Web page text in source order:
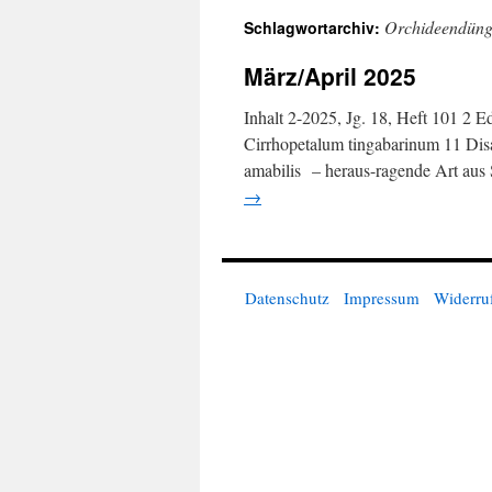
springen
Schlagwortarchiv:
März/April 2025
Inhalt 2-2025, Jg. 18, Heft 101 2
Cirrhopetalum tingabarinum 11
amabilis – heraus-ragende Art
→
Datenschutz Impressum